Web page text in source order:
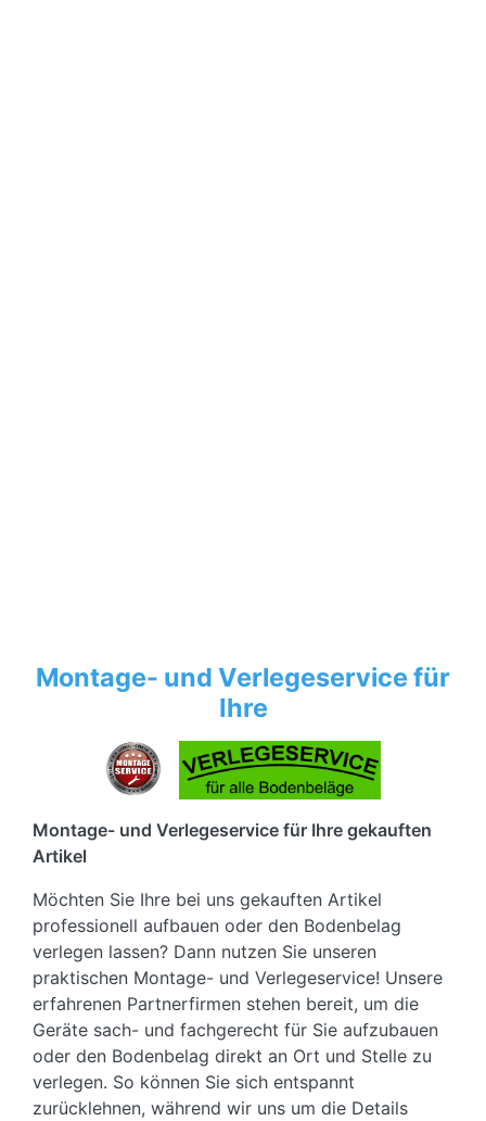
Montage- und Verlegeservice für
Ihre
Montage- und Verlegeservice für Ihre gekauften
Artikel
Möchten Sie Ihre bei uns gekauften Artikel
professionell aufbauen oder den Bodenbelag
verlegen lassen? Dann nutzen Sie unseren
praktischen Montage- und Verlegeservice! Unsere
erfahrenen Partnerfirmen stehen bereit, um die
Geräte sach- und fachgerecht für Sie aufzubauen
oder den Bodenbelag direkt an Ort und Stelle zu
verlegen. So können Sie sich entspannt
zurücklehnen, während wir uns um die Details